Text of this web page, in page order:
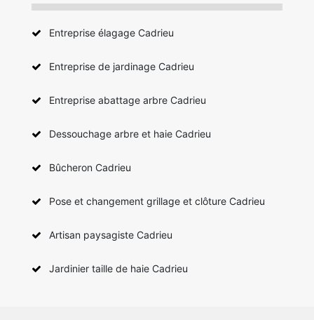
Entreprise élagage Cadrieu
Entreprise de jardinage Cadrieu
Entreprise abattage arbre Cadrieu
Dessouchage arbre et haie Cadrieu
Bûcheron Cadrieu
Pose et changement grillage et clôture Cadrieu
Artisan paysagiste Cadrieu
Jardinier taille de haie Cadrieu